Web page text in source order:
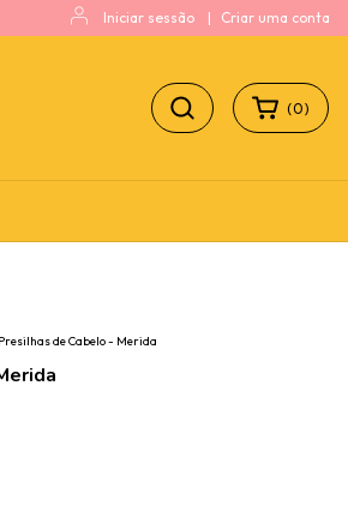
Iniciar sessão | Criar uma conta
(0)
Presilhas de Cabelo - Merida